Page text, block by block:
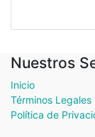
Nuestros
Inicio
Términos Legales
Política de